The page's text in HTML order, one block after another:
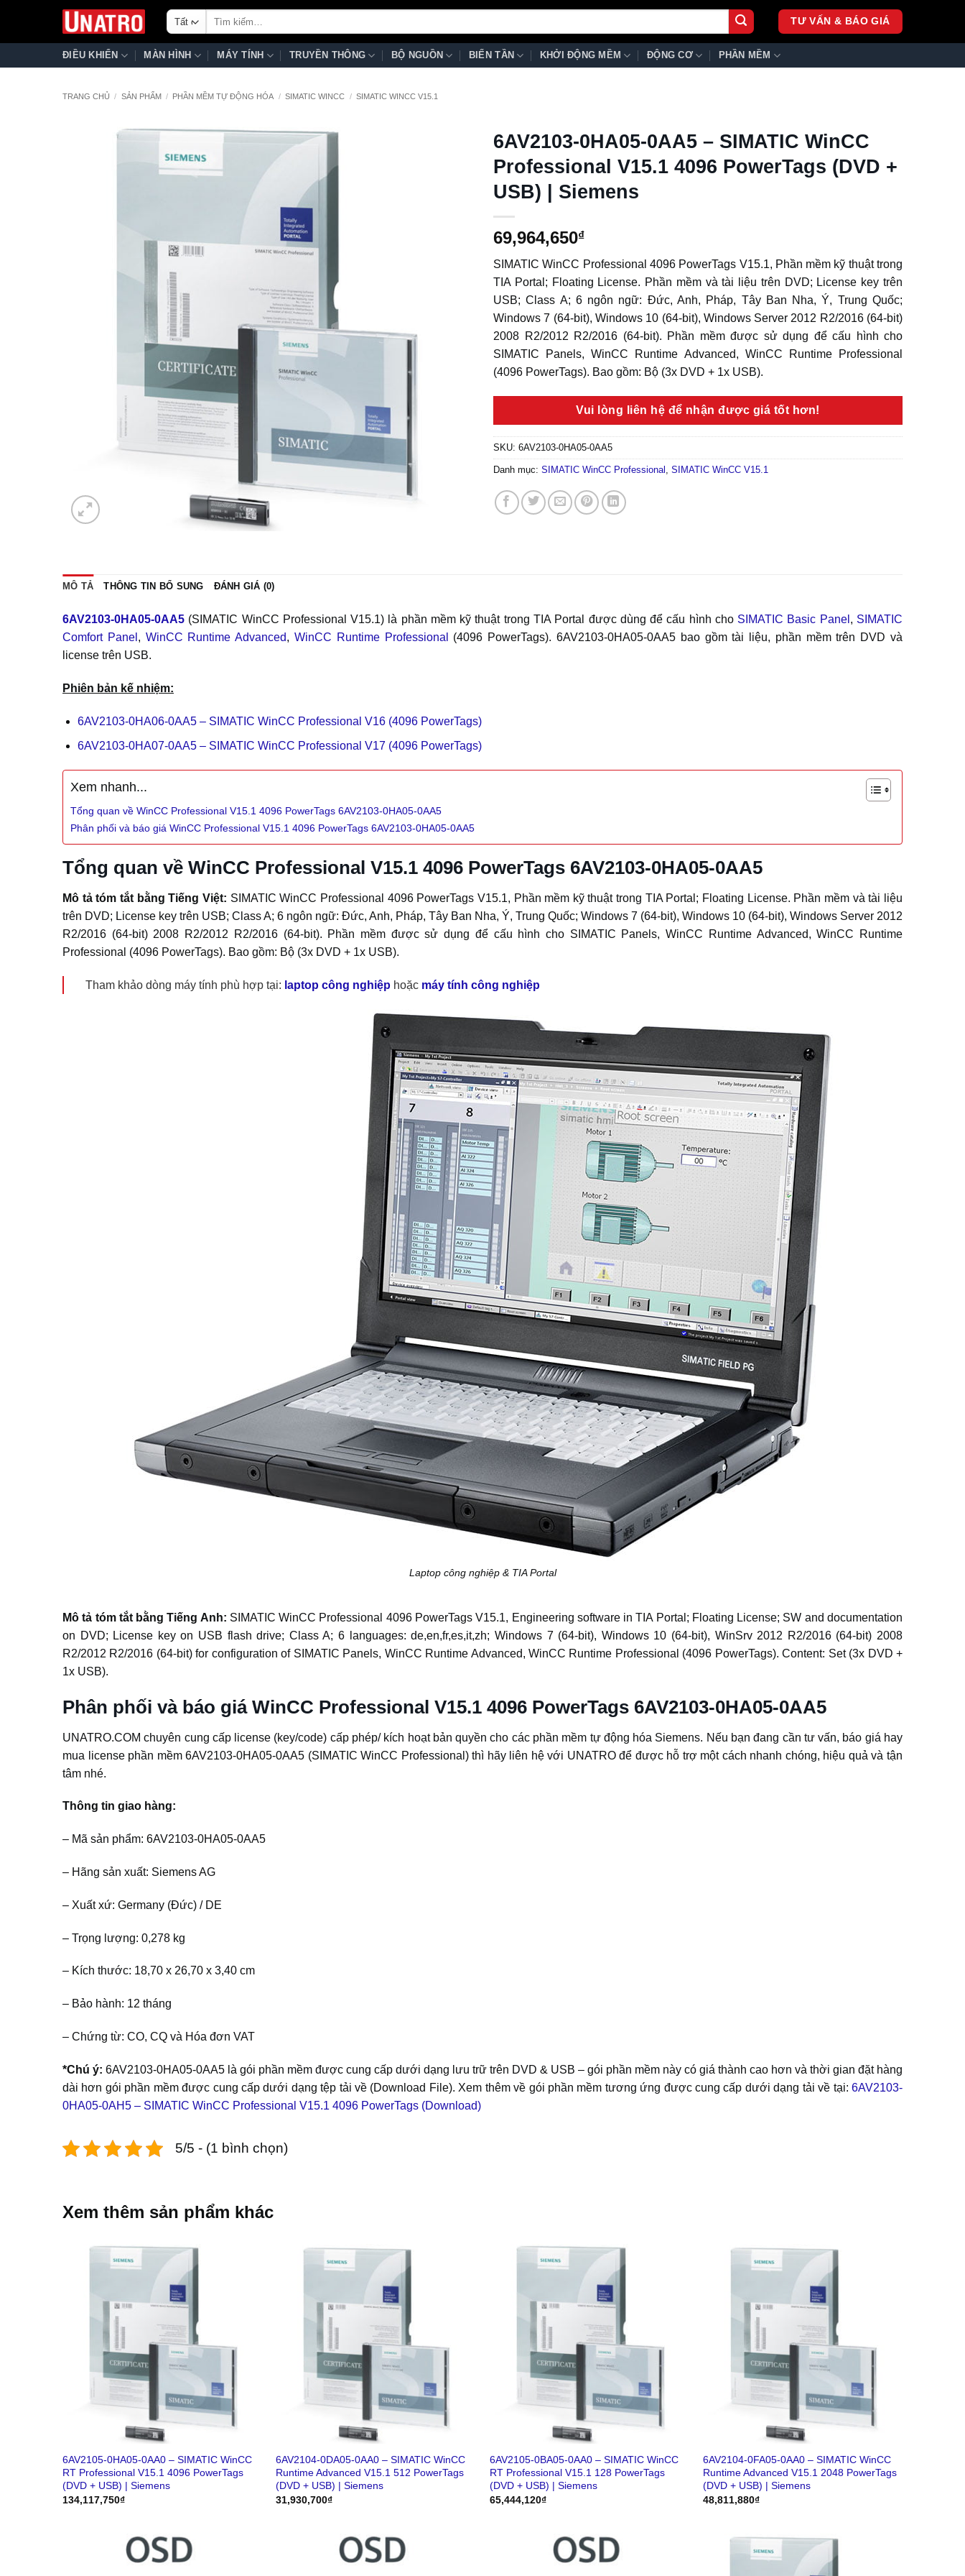
nội
TƯ VẤN & BÁO GIÁ
ĐIỀU KHIỂN MÀN HÌNH MÁY TÍNH TRUYỀN THÔNG BỘ NGUỒN BIẾN TẦN KHỞI ĐỘNG MỀM ĐỘNG CƠ PHẦN MỀM
TRANG CHỦ / SẢN PHẨM / PHẦN MỀM TỰ ĐỘNG HÓA / SIMATIC WINCC / SIMATIC WINCC V15.1
6AV2103-0HA05-0AA5 – SIMATIC WinCC
Professional V15.1 4096 PowerTags (DVD +
USB) | Siemens
69,964,650₫
SIMATIC WinCC Professional 4096 PowerTags V15.1, Phần mềm kỹ thuật trong
TIA Portal; Floating License. Phần mềm và tài liệu trên DVD; License key trên
USB; Class A; 6 ngôn ngữ: Đức, Anh, Pháp, Tây Ban Nha, Ý, Trung Quốc;
Windows 7 (64-bit), Windows 10 (64-bit), Windows Server 2012 R2/2016 (64-bit)
2008 R2/2012 R2/2016 (64-bit). Phần mềm được sử dụng để cấu hình cho
SIMATIC Panels, WinCC Runtime Advanced, WinCC Runtime Professional
(4096 PowerTags). Bao gồm: Bộ (3x DVD + 1x USB).
Vui lòng liên hệ để nhận được giá tốt hơn!
SKU: 6AV2103-0HA05-0AA5
Danh mục: SIMATIC WinCC Professional SIMATIC WinCC V15.1
MÔ TẢ THÔNG TIN BỔ SUNG ĐÁNH GIÁ (0)
6AV2103-0HA05-0AA5 (SIMATIC WinCC Professional V15.1) là phần mềm kỹ thuật trong TIA Portal được dùng để cấu hình cho SIMATIC Basic Panel , SIMATIC
Comfort Panel , WinCC Runtime Advanced, WinCC Runtime Professional
(4096 PowerTags). 6AV2103-0HA05-0AA5 bao gồm tài liệu, phần mềm trên DVD và
license trên USB.
Phiên bản kế nhiệm:
6AV2103-0HA06-0AA5 – SIMATIC WinCC Professional V16 (4096 PowerTags)
6AV2103-0HA07-0AA5 – SIMATIC WinCC Professional V17 (4096 PowerTags)
Xem nhanh...
Tổng quan về WinCC Professional V15.1 4096 PowerTags 6AV2103-0HA05-0AA5
Phân phối và báo giá WinCC Professional V15.1 4096 PowerTags 6AV2103-0HA05-0AA5
Tổng quan về WinCC Professional V15.1 4096 PowerTags 6AV2103-0HA05-0AA5
Mô tả tóm tắt bằng Tiếng Việt: SIMATIC WinCC Professional 4096 PowerTags V15.1, Phần mềm kỹ thuật trong TIA Portal; Floating License. Phần mềm và tài liệu
trên DVD; License key trên USB; Class A; 6 ngôn ngữ: Đức, Anh, Pháp, Tây Ban Nha, Ý, Trung Quốc; Windows 7 (64-bit), Windows 10 (64-bit), Windows Server 2012
R2/2016 (64-bit) 2008 R2/2012 R2/2016 (64-bit). Phần mềm được sử dụng để cấu hình cho SIMATIC Panels, WinCC Runtime Advanced, WinCC Runtime
Professional (4096 PowerTags). Bao gồm: Bộ (3x DVD + 1x USB).
Tham khảo dòng máy tính phù hợp tại: laptop công nghiệp hoặc máy tính công nghiệp
Laptop công nghiệp & TIA Portal
Mô tả tóm tắt bằng Tiếng Anh: SIMATIC WinCC Professional 4096 PowerTags V15.1, Engineering software in TIA Portal; Floating License; SW and documentation
on DVD; License key on USB flash drive; Class A; 6 languages: de,en,fr,es,it,zh; Windows 7 (64-bit), Windows 10 (64-bit), WinSrv 2012 R2/2016 (64-bit) 2008
R2/2012 R2/2016 (64-bit) for configuration of SIMATIC Panels, WinCC Runtime Advanced, WinCC Runtime Professional (4096 PowerTags). Content: Set (3x DVD +
1x USB).
Phân phối và báo giá WinCC Professional V15.1 4096 PowerTags 6AV2103-0HA05-0AA5
UNATRO.COM chuyên cung cấp license (key/code) cấp phép/ kích hoạt bản quyền cho các phần mềm tự động hóa Siemens. Nếu bạn đang cần tư vấn, báo giá hay
mua license phần mềm 6AV2103-0HA05-0AA5 (SIMATIC WinCC Professional) thì hãy liên hệ với UNATRO để được hỗ trợ một cách nhanh chóng, hiệu quả và tận
tâm nhé.
Thông tin giao hàng:
– Mã sản phẩm: 6AV2103-0HA05-0AA5
– Hãng sản xuất: Siemens AG
– Xuất xứ: Germany (Đức) / DE
– Trọng lượng: 0,278 kg
– Kích thước: 18,70 x 26,70 x 3,40 cm
– Bảo hành: 12 tháng
– Chứng từ: CO, CQ và Hóa đơn VAT
*Chú ý: 6AV2103-0HA05-0AA5 là gói phần mềm được cung cấp dưới dạng lưu trữ trên DVD & USB – gói phần mềm này có giá thành cao hơn và thời gian đặt hàng
dài hơn gói phần mềm được cung cấp dưới dạng tệp tải về (Download File). Xem thêm về gói phần mềm tương ứng được cung cấp dưới dạng tải về tại: 6AV2103-
0HA05-0AH5 – SIMATIC WinCC Professional V15.1 4096 PowerTags (Download)
5/5 - (1 bình chọn)
Xem thêm sản phẩm khác
6AV2105-0HA05-0AA0 – SIMATIC WinCC
RT Professional V15.1 4096 PowerTags
(DVD + USB) | Siemens
134,117,750₫
6AV2104-0DA05-0AA0 – SIMATIC WinCC
Runtime Advanced V15.1 512 PowerTags
(DVD + USB) | Siemens
31,930,700₫
6AV2105-0BA05-0AA0 – SIMATIC WinCC
RT Professional V15.1 128 PowerTags
(DVD + USB) | Siemens
65,444,120₫
6AV2104-0FA05-0AA0 – SIMATIC WinCC
Runtime Advanced V15.1 2048 PowerTags
(DVD + USB) | Siemens
48,811,880₫